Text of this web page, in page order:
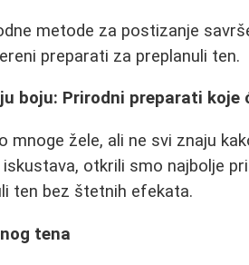
metode za postizanje
preparati za preplanuli ten.
boju: Prirodni preparati koje
mnoge žele, ali ne svi znaju
otkrili smo najbolje
ten bez štetnih efekata.
tena